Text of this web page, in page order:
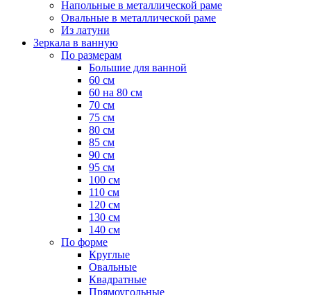
Напольные в металлической раме
Овальные в металлической раме
Из латуни
Зеркала в ванную
По размерам
Большие для ванной
60 см
60 на 80 см
70 см
75 см
80 см
85 см
90 см
95 см
100 см
110 см
120 см
130 см
140 см
По форме
Круглые
Овальные
Квадратные
Прямоугольные